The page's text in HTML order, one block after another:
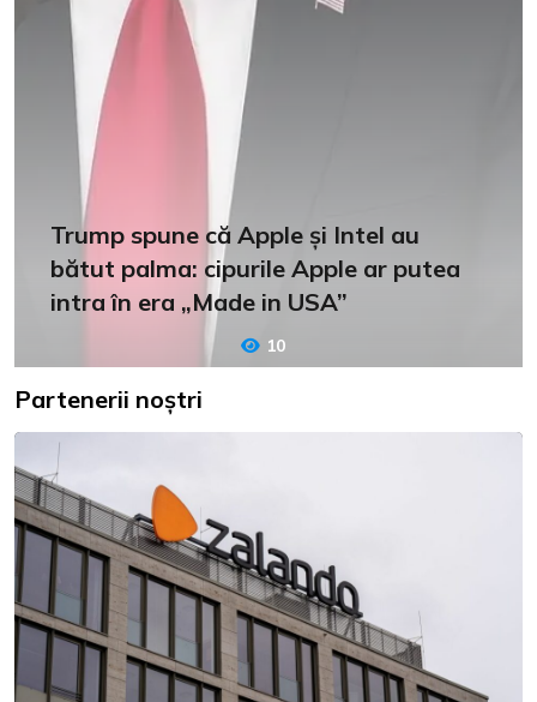
Trump spune că Apple și Intel au
bătut palma: cipurile Apple ar putea
intra în era „Made in USA”
10
Partenerii noștri